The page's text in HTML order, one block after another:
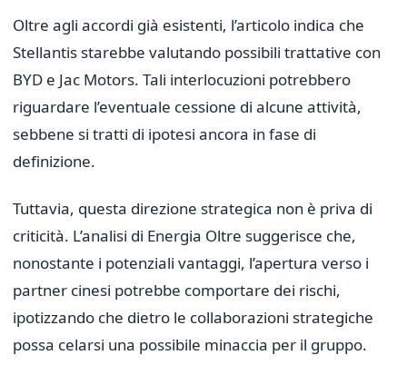
Oltre agli accordi già esistenti, l’articolo indica che
Stellantis starebbe valutando possibili trattative con
BYD e Jac Motors. Tali interlocuzioni potrebbero
riguardare l’eventuale cessione di alcune attività,
sebbene si tratti di ipotesi ancora in fase di
definizione.
Tuttavia, questa direzione strategica non è priva di
criticità. L’analisi di Energia Oltre suggerisce che,
nonostante i potenziali vantaggi, l’apertura verso i
partner cinesi potrebbe comportare dei rischi,
ipotizzando che dietro le collaborazioni strategiche
possa celarsi una possibile minaccia per il gruppo.